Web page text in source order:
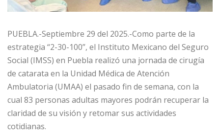
PUEBLA.-Septiembre 29 del 2025.-Como parte de la
estrategia “2-30-100”, el Instituto Mexicano del Seguro
Social (IMSS) en Puebla realizó una jornada de cirugía
de catarata en la Unidad Médica de Atención
Ambulatoria (UMAA) el pasado fin de semana, con la
cual 83 personas adultas mayores podrán recuperar la
claridad de su visión y retomar sus actividades
cotidianas.